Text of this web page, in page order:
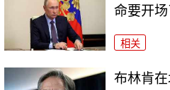
命要开场
相关
布林肯